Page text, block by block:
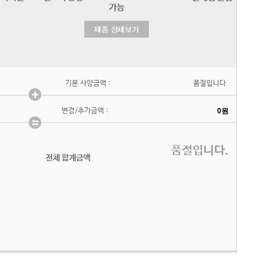
기본 사양금액 : 품절입니다.
변경/추가금액 :
전체 합계금액
품절입니다.